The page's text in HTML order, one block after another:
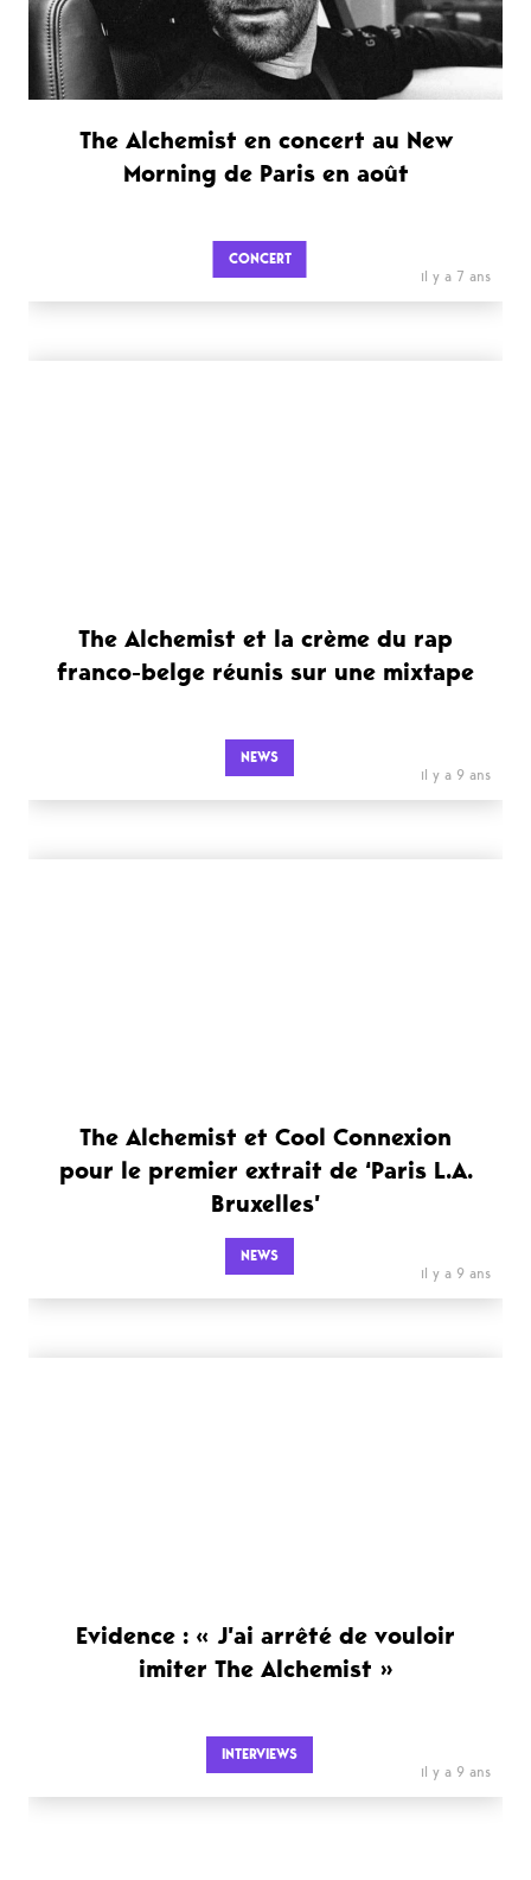
The Alchemist en concert au New
Morning de Paris en août
CONCERT
il y a 7 ans
The Alchemist et la crème du rap
franco-belge réunis sur une mixtape
NEWS
il y a 9 ans
The Alchemist et Cool Connexion
pour le premier extrait de ‘Paris L.A.
Bruxelles’
NEWS
il y a 9 ans
Evidence : « J’ai arrêté de vouloir
imiter The Alchemist »
INTERVIEWS
il y a 9 ans